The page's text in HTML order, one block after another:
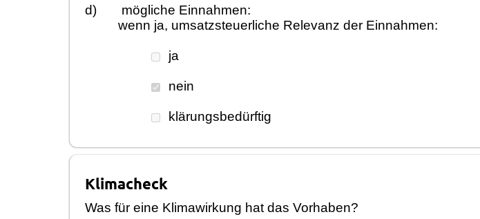
d)
mögliche Einnahmen:
wenn ja, umsatzsteuerliche Relevanz der Einnahmen:
ja
nein
klärungsbedürftig
Klimacheck
Was für eine Klimawirkung hat das Vorhaben?